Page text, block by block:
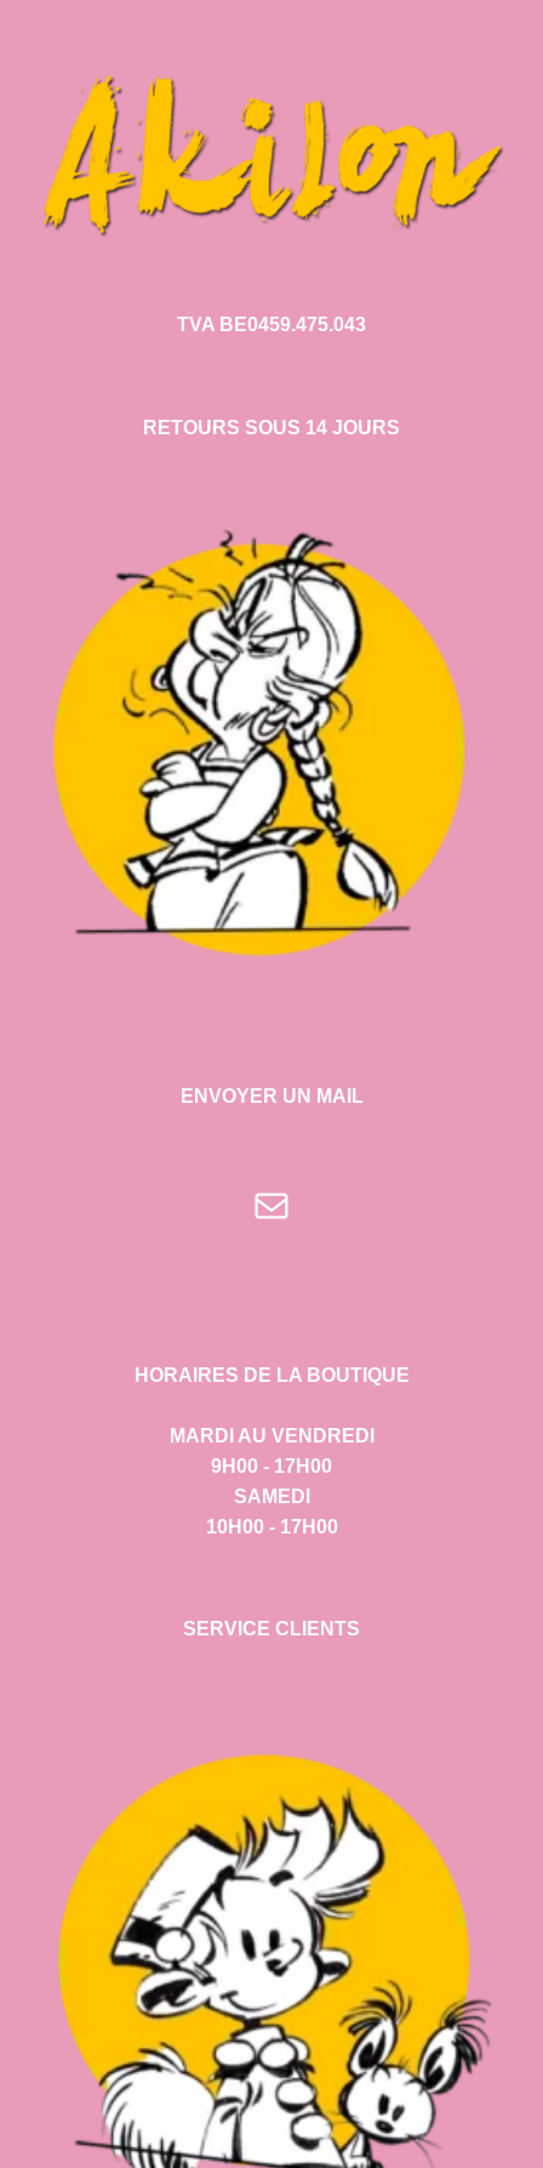
TVA BE0459.475.043
RETOURS SOUS 14 JOURS
ENVOYER UN MAIL
E-mail
HORAIRES DE LA BOUTIQUE
MARDI AU VENDREDI
9H00 - 17H00
SAMEDI
10H00 - 17H00
SERVICE CLIENTS